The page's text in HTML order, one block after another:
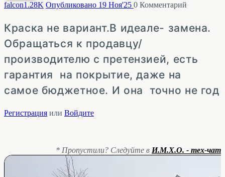
falcon1.28K Опубликовано 19 Ноя'25 0 Комментарий
Краска не вариант.В идеале- замена.
Обращаться к продавцу/
производителю с претензией, есть
гарантия на покрытие, даже на
самое бюджетное. И она точно не год
Регистрация или Войдите
* Пропустили? Следуйте в И.М.Х.О. - тех-чат